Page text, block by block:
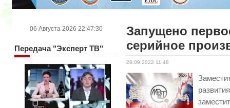
Запущено
серийное
28.09.2022 11:48
06 Августа 2026 22:47:30
Передача"Эксперт ТВ"